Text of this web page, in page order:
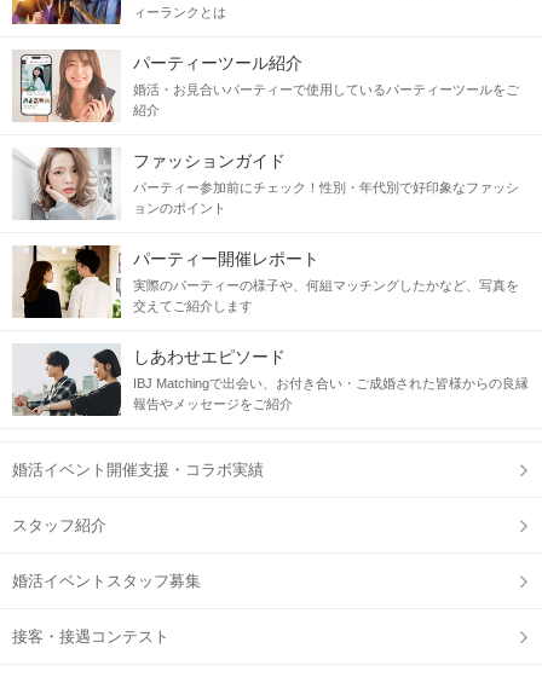
ィーランクとは
パーティーツール紹介
婚活・お見合いパーティーで使用しているパーティーツールをご
紹介
ファッションガイド
パーティー参加前にチェック！性別・年代別で好印象なファッシ
ョンのポイント
パーティー開催レポート
実際のパーティーの様子や、何組マッチングしたかなど、写真を
交えてご紹介します
しあわせエピソード
IBJ Matchingで出会い、お付き合い・ご成婚された皆様からの良縁
報告やメッセージをご紹介
婚活イベント開催支援・コラボ実績
スタッフ紹介
婚活イベントスタッフ募集
接客・接遇コンテスト